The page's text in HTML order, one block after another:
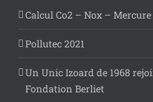
Calcul Co2 – Nox –
Pollutec 2021
Un Unic Izoard de 1968
Fondation Berliet